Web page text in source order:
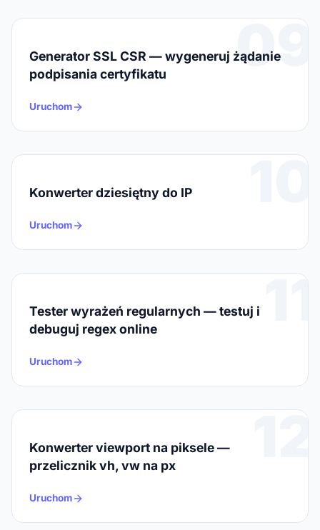
09
Generator SSL CSR — wygeneruj żądanie
podpisania certyfikatu
Uruchom
10
Konwerter dziesiętny do IP
Uruchom
11
Tester wyrażeń regularnych — testuj i
debuguj regex online
Uruchom
12
Konwerter viewport na piksele —
przelicznik vh, vw na px
Uruchom